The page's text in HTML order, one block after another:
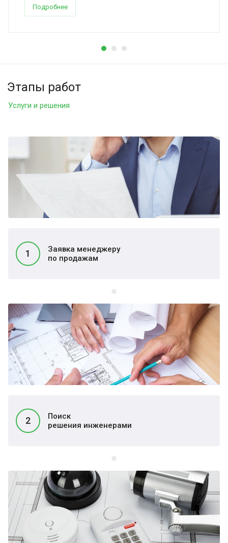
Подробнее
Услуги и решения
Этапы работ
1
Заявка менеджеру
по продажам
2
Поиск
решения инженерами